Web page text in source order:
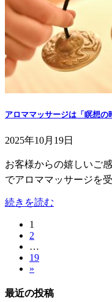
アロママッサージは「瞑想の
2025年10月19日
お客様からの嬉しいご
でアロママッサージを
続きを読む
ペ
固
定
ペ
ー
ジ
1
固
定
ペ
ー
ジ
2
…
固
定
ー
19
»
最近の投稿